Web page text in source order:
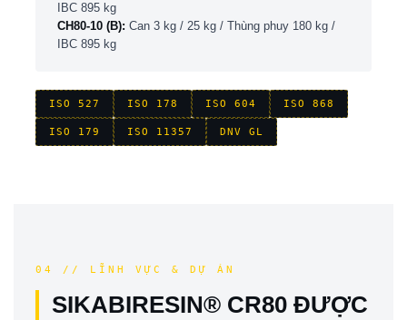
IBC 895 kg
CH80-10 (B): Can 3 kg / 25 kg / Thùng phuy 180 kg /
IBC 895 kg
ISO 527 ISO 178 ISO 604 ISO 868
ISO 179 ISO 11357 DNV GL
04 // LĨNH VỰC & DỰ ÁN
SIKABIRESIN® CR80 ĐƯỢC